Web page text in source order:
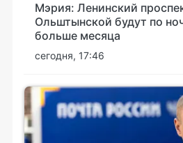
Мэрия: Ленинский
Ольштынской будут по
больше месяца
сегодня, 17:46